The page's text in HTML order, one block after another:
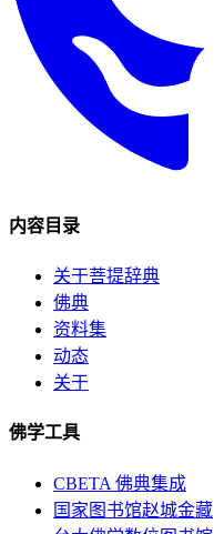
内容目录
关于菩提辞典
佛典
资料集
动态
关于
佛学工具
CBETA 佛典集成
国家图书馆赵城金藏